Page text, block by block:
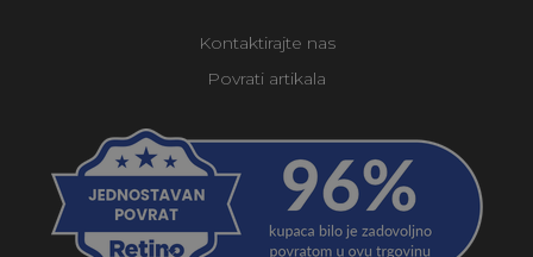
Kontaktirajte nas
Povrati artikala